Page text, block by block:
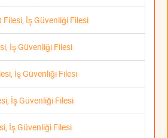
İş Güvenliği Filesi
İş Güvenliği Filesi
İş Güvenliği Filesi
İş Güvenliği Filesi
İş Güvenliği Filesi